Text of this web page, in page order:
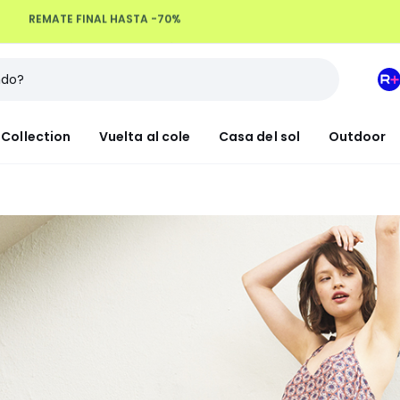
Devoluciones hasta 100 días
Collection Vuelta al cole Casa del sol Outdoor
Mi